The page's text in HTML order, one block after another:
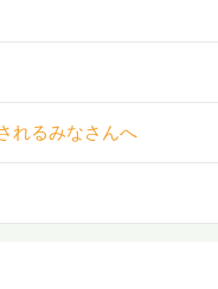
れるみなさんへ